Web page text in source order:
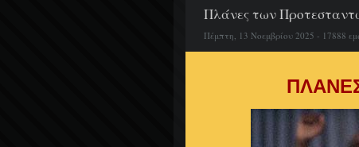
Πλάνες των
Πέμπτη, 13 Νοεμβρίου 2025 - 17888